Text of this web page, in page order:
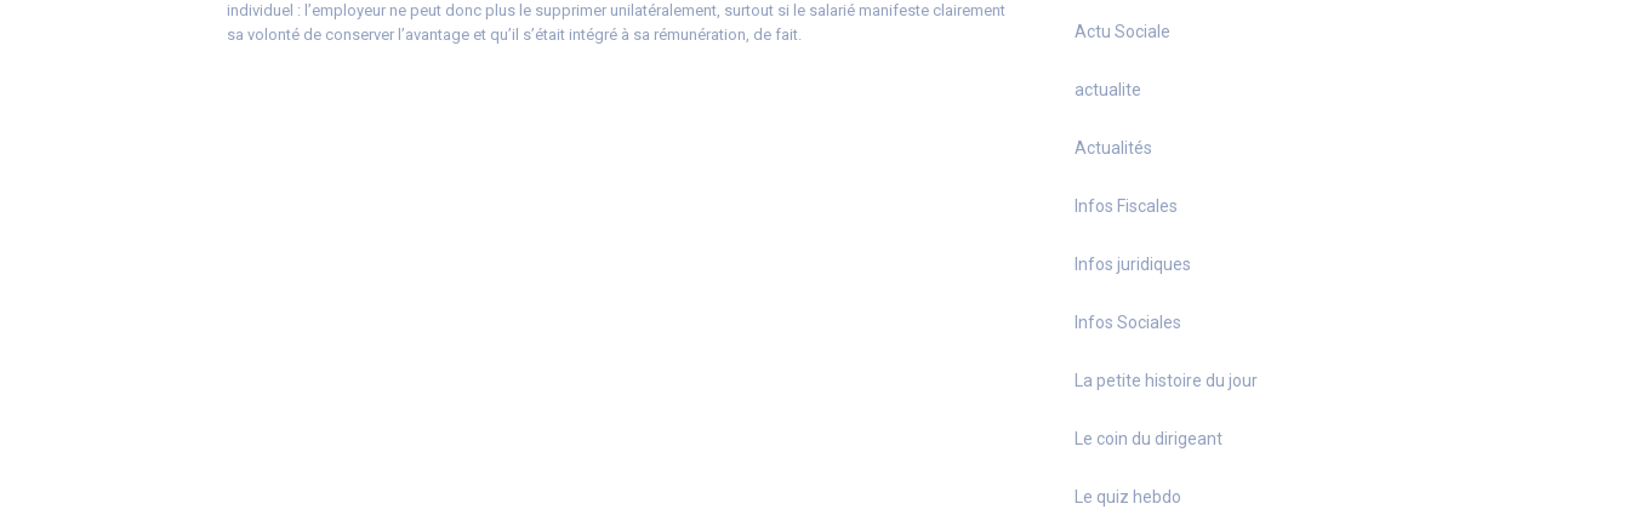
individuel : l’employeur ne peut donc plus le supprimer unilatéralement, surtout si le salarié manifeste clairement
sa volonté de conserver l’avantage et qu’il s’était intégré à sa rémunération, de fait.
Actu Sociale
actualite
Actualités
Infos Fiscales
Infos juridiques
Infos Sociales
La petite histoire du jour
Le coin du dirigeant
Le quiz hebdo